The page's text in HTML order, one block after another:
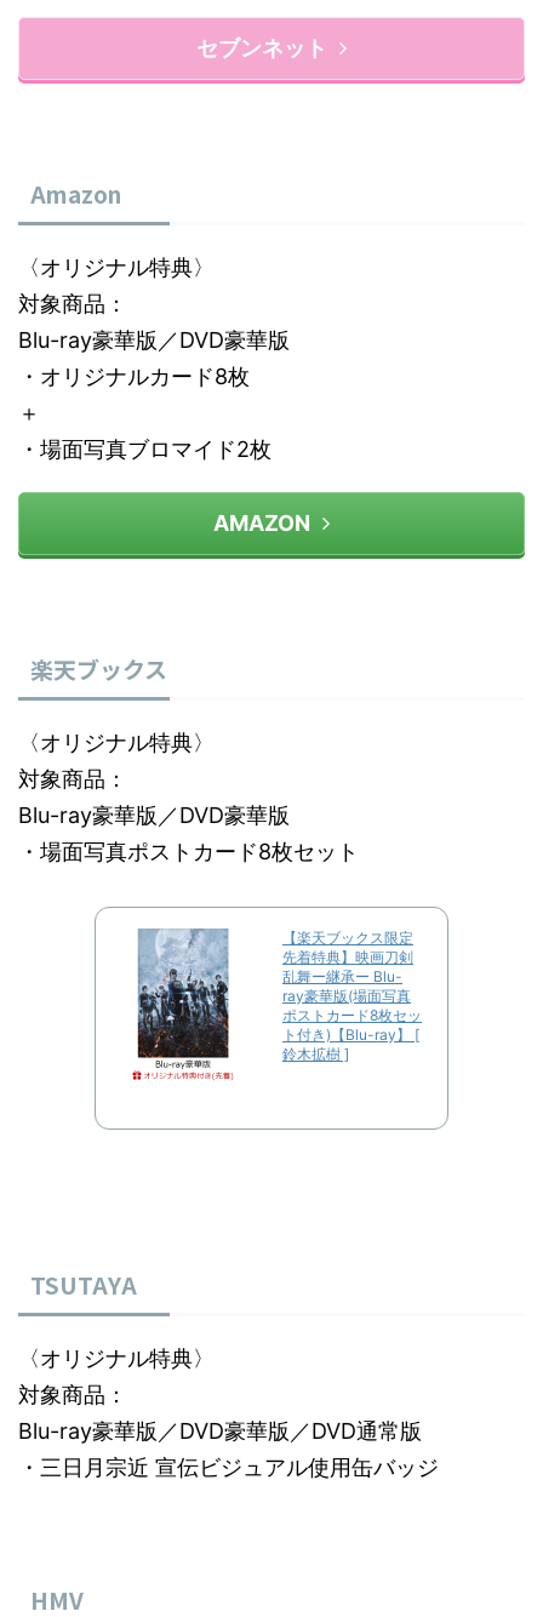
セブンネット
Amazon
〈オリジナル特典〉
対象商品：
Blu-ray豪華版／DVD豪華版
・オリジナルカード8枚
＋
・場面写真ブロマイド2枚
AMAZON
楽天ブックス
〈オリジナル特典〉
対象商品：
Blu-ray豪華版／DVD豪華版
・場面写真ポストカード8枚セット
【楽天ブックス限定
先着特典】映画刀剣
乱舞ー継承ー Blu-
ray豪華版(場面写真
ポストカード8枚セッ
ト付き)【Blu-ray】 [
鈴木拡樹 ]
TSUTAYA
〈オリジナル特典〉
対象商品：
Blu-ray豪華版／DVD豪華版／DVD通常版
・三日月宗近 宣伝ビジュアル使用缶バッジ
HMV